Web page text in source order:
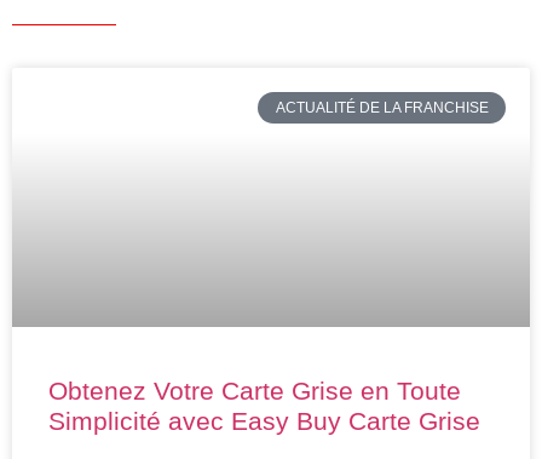
ACTUALITÉ DE LA FRANCHISE
Obtenez Votre Carte Grise en Toute
Simplicité avec Easy Buy Carte Grise